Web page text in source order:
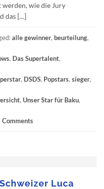
werden, wie die Jury
das […]
alle gewinner, beurteilung,
, Das Supertalent,
, DSDS, Popstars, sieger,
, Unser Star für Baku,
Comments
Luca